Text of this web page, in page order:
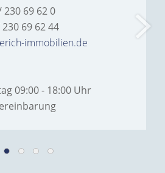
230 69 62 0
69 62 44
immobilien.de
09:00 - 18:00 Uhr